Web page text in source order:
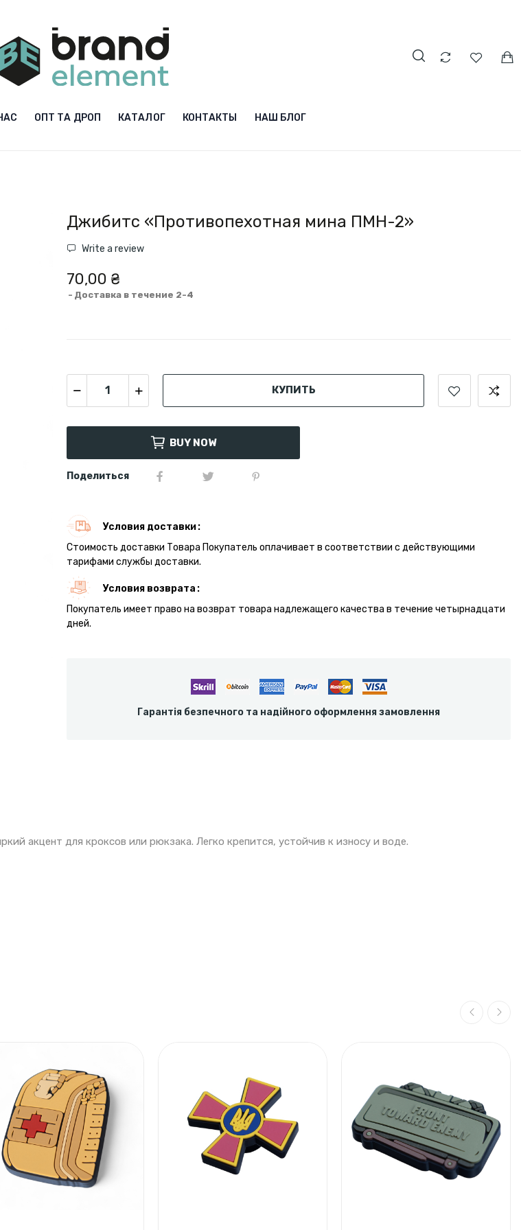
ОПТ ТА ДРОП КАТАЛОГ КОНТАКТЫ НАШ БЛОГ
Джибитс «Противопехотная мина ПМН-2»
Write a review
70,00 ₴
Доставка в течение 2-4
КУПИТЬ
BUY NOW
Поделиться
Условия доставки
Стоимость доставки Товара Покупатель оплачивает в соответствии с действующими
тарифами службы доставки.
Условия возврата
Покупатель имеет право на возврат товара надлежащего качества в течение четырнадцати
дней.
Гарантія безпечного та надійного оформлення замовлення
акцент для кроксов или рюкзака. Легко крепится, устойчив к износу и воде.